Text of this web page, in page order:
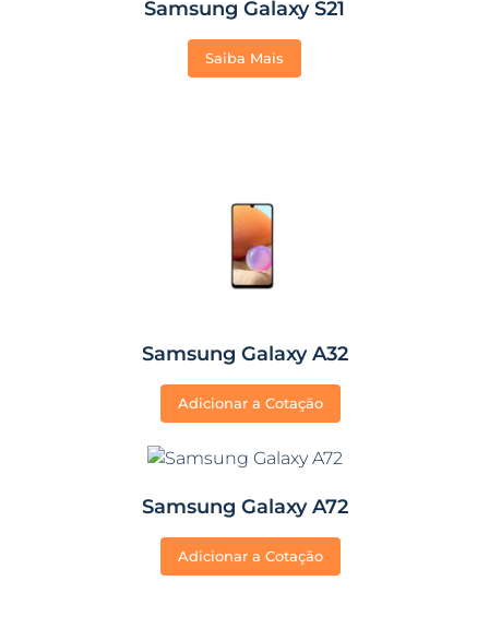
Samsung Galaxy S21
Saiba Mais
Samsung Galaxy A32
Adicionar a Cotação
Samsung Galaxy A72
Adicionar a Cotação